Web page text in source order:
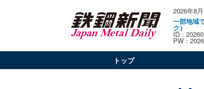
2026年8
一部地域
ク）
ID：
PW：
トップ